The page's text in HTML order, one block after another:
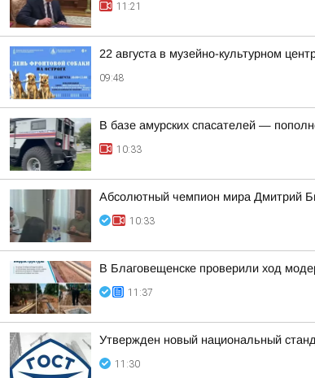
11:21
22 августа в музейно-культурном
09:48
В базе амурских спасателей —
10:33
Абсолютный чемпион мира Дмитрий
10:33
В Благовещенске проверили ход
11:37
Утвержден новый национальный
11:30